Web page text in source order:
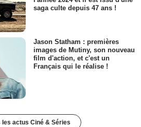
saga culte depuis 47 ans !
Jason Statham : premières
images de Mutiny, son nouveau
film d'action, et c'est un
Français qui le réalise !
les actus Ciné & Séries